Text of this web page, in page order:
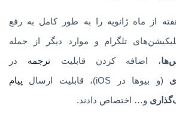
از ماه ژانویه را به طور کامل به رفع
تلگرام و موارد دیگر از جمله
، اضافه کردن قابلیت ترجمه در
(و بیوها در iOS)، قابلیت ارسال
پیام
و… اختصاص دادند.